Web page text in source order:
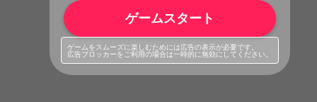
ゲームスタート
ゲームをスムーズに楽しむためには広告の表示が必要です。
広告ブロッカーをご利用の場合は一時的に無効にしてください。